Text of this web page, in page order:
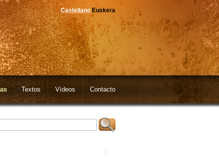
Castellano Euskera
Textos Vídeos Contacto